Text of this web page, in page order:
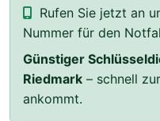
Rufen Sie jetzt an
Nummer für den
Günstiger
Riedmark – schnell
ankommt.